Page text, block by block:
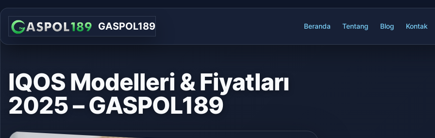
GASPOL189 Beranda Tentang Blog Kontak
IQOS Modelleri & Fiyatları
2025 – GASPOL189